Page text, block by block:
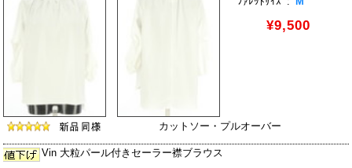
¥9,500
カットソー・プルオーバー
Vin 大粒パール付きセーラー襟ブラウス